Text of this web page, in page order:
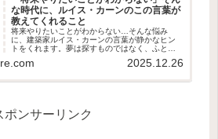
な時代に、ルイス・カーンのこの言葉が
教えてくれること
将来やりたいことがわからない…そんな悩み
に、建築家ルイス・カーンの言葉が静かなヒン
トをくれます。夢は探すものではなく、ふと反
い思考エッセイ。
2025.12.26
ポンサーリンク